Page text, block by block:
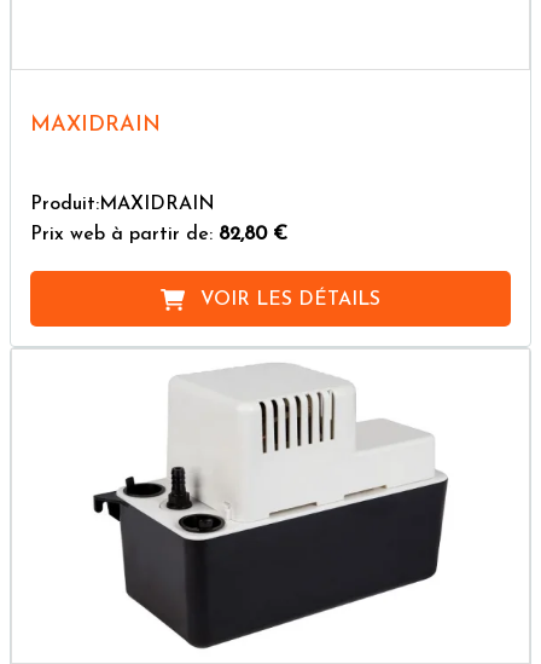
MAXIDRAIN
Produit:MAXIDRAIN
Prix web à partir de: 82,80 €
VOIR LES DÉTAILS